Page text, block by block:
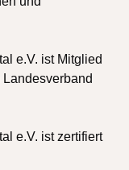
e.V. ist Mitglied
e.V. ist zertifiert